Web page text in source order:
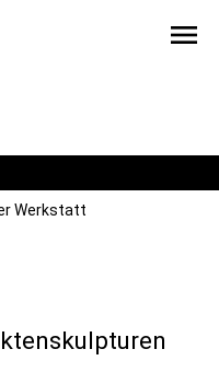
menu
Werkstatt